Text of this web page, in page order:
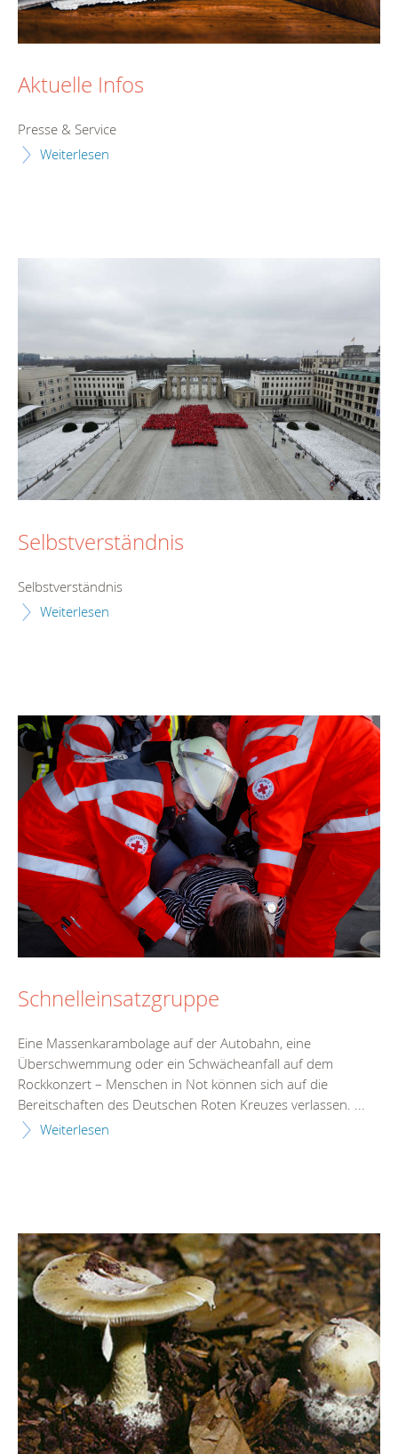
Aktuelle Infos
Presse & Service
Weiterlesen
Selbstverständnis
Selbstverständnis
Weiterlesen
Schnelleinsatzgruppe
Eine Massenkarambolage auf der Autobahn, eine
Überschwemmung oder ein Schwächeanfall auf dem
Rockkonzert – Menschen in Not können sich auf die
Bereitschaften des Deutschen Roten Kreuzes verlassen. ...
Weiterlesen